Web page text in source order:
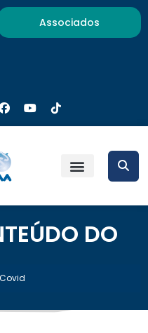
Associados
DO